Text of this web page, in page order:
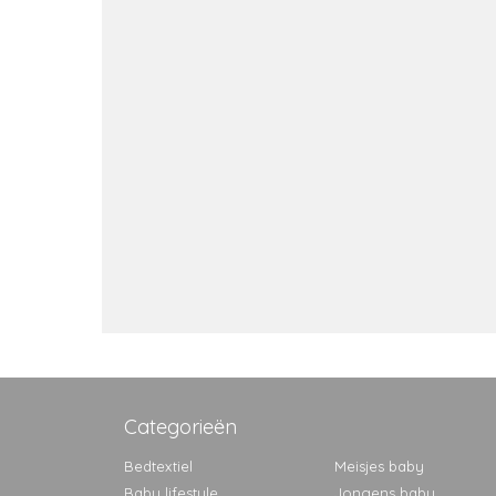
Categorieën
Bedtextiel
Meisjes baby